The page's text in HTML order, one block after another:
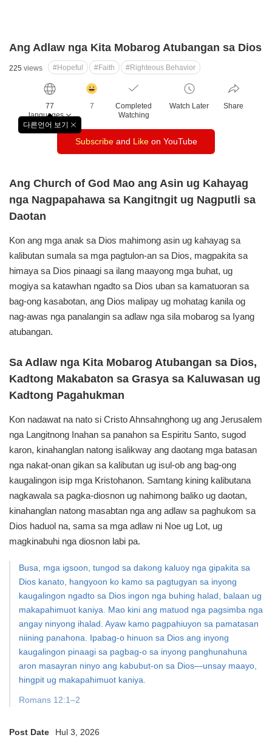
Ang Adlaw nga Kita Mobarog Atubangan sa Dios
225 views #Hopeful #Faith #Righteous Behavior
77
languages
다른언어 보기
창
닫
기
수
7
Completed
Watching
Watch Later Share
Subscribeand Likeon YouTube
Ang Church of God Mao ang Asin ug Kahayag
nga Nagpapahawa sa Kangitngit ug Nagputli sa
Daotan
Kon ang mga anak sa Dios mahimong asin ug kahayag sa
kalibutan sumala sa mga pagtulon-an sa Dios, magpakita sa
himaya sa Dios pinaagi sa ilang maayong mga buhat, ug
mogiya sa katawhan ngadto sa Dios uban sa kamatuoran sa
bag-ong kasabotan, ang Dios malipay ug mohatag kanila og
nag-awas nga panalangin sa adlaw nga sila mobarog sa Iyang
atubangan.
Sa Adlaw nga Kita Mobarog Atubangan sa Dios,
Kadtong Makabaton sa Grasya sa Kaluwasan ug
Kadtong Pagahukman
Kon nadawat na nato si Cristo Ahnsahnghong ug ang Jerusalem
nga Langitnong Inahan sa panahon sa Espiritu Santo, sugod
karon, kinahanglan natong isalikway ang daotang mga batasan
nga nakat-onan gikan sa kalibutan ug isul-ob ang bag-ong
kaugalingon isip mga Kristohanon. Samtang kining kalibutana
nagkawala sa pagka-diosnon ug nahimong baliko ug daotan,
kinahanglan natong masabtan nga ang adlaw sa paghukom sa
Dios haduol na, sama sa mga adlaw ni Noe ug Lot, ug
magkinabuhi nga diosnon labi pa.
Busa, mga igsoon, tungod sa dakong kaluoy nga gipakita sa
Dios kanato, hangyoon ko kamo sa pagtugyan sa inyong
kaugalingon ngadto sa Dios ingon nga buhing halad, balaan ug
makapahimuot kaniya. Mao kini ang matuod nga pagsimba nga
angay ninyong ihalad. Ayaw kamo pagpahiuyon sa pamatasan
niining panahona. Ipabag-o hinuon sa Dios ang inyong
kaugalingon pinaagi sa pagbag-o sa inyong panghunahuna
aron masayran ninyo ang kabubut-on sa Dios—unsay maayo,
hingpit ug makapahimuot kaniya.
Romans 12:1–2
Post Date Hul 3, 2026